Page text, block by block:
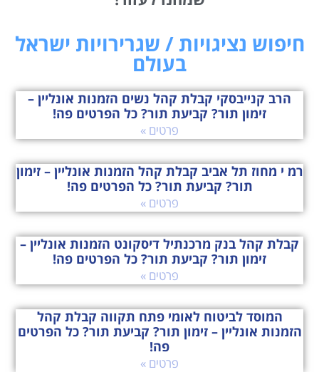
חיפוש נציגויות / שגרירויות ישראל
בעולם
הרב קנייבסקי קבלת קהל נשים הזמנות אונליין –
זימון תור? קביעת תור? כל הפרטים פה!
פרטים »
רמ י מחוז תל אביב קבלת קהל הזמנות אונליין – זימון
תור? קביעת תור? כל הפרטים פה!
פרטים »
קבלת קהל בנק מרכנתיל דיסקונט הזמנות אונליין –
זימון תור? קביעת תור? כל הפרטים פה!
פרטים »
המוסד לביטוח לאומי פתח תקווה קבלת קהל
הזמנות אונליין – זימון תור? קביעת תור? כל הפרטים
פה!
פרטים »